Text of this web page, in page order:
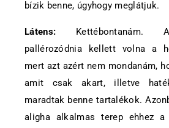
bízik benne, úgyhogy meglátjuk.
Látens: Kettébontanám.
pallérozódnia kellett volna a
mert azt azért nem mondanám,
amit csak akart, illetve
maradtak benne tartalékok.
aligha alkalmas terep ehhez a